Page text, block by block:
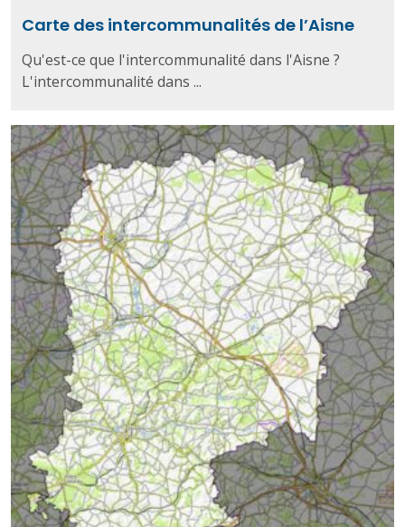
Carte des intercommunalités de l’Aisne
Qu'est-ce que l'intercommunalité dans l'Aisne ?
L'intercommunalité dans ...